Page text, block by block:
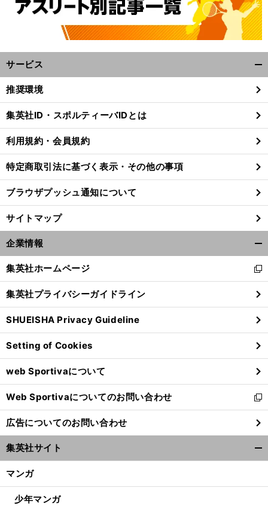
サービス
閉
る
推奨環境
集英社ID・スポルティーバIDとは
利用規約・会員規約
特定商取引法に基づく表示・その他の事項
ブラウザプッシュ通知について
サイトマップ
企業情報
閉
る
集英社ホームページ
新
し
い
ウ
ィ
ン
ド
ウ
で
開
く
集英社プライバシーガイドライン
SHUEISHA Privacy Guideline
Setting of Cookies
web Sportivaについて
Web Sportivaについてのお問い合わせ
新
し
い
ウ
ィ
ン
ウ
広告についてのお問い合わせ
集英社サイト
マンガ
少年マンガ